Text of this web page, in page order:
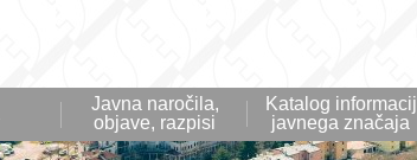
Javna naročila,
objave, razpisi
Katalog informacij
javnega značaja